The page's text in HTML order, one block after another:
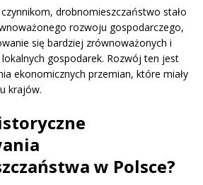
drobnomieszczaństwo stało
rozwoju gospodarczego,
się bardziej zrównoważonych i
gospodarek. Rozwój ten jest
ekonomicznych przemian, które miały
krajów.
w Polsce?